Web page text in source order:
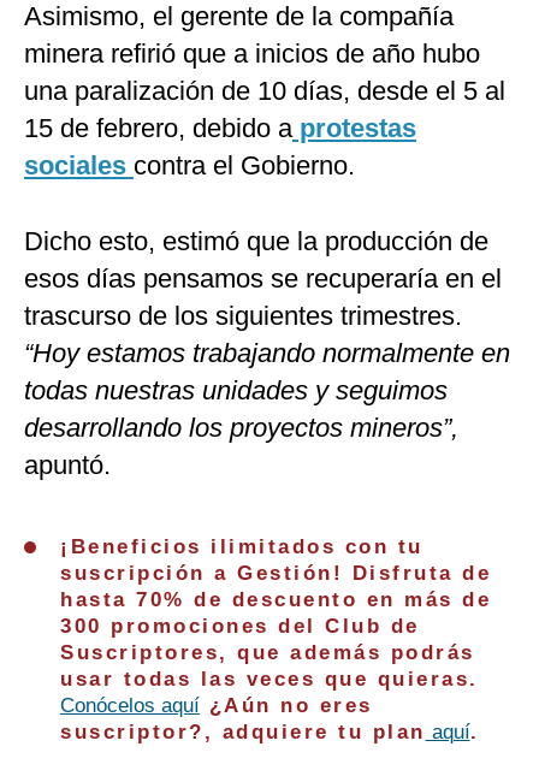
Asimismo, el gerente de la compañía
minera refirió que a inicios de año hubo
una paralización de 10 días, desde el 5 al
15 de febrero, debido aprotestas
sociales contra el Gobierno.
Dicho esto, estimó que la producción de
esos días pensamos se recuperaría en el
trascurso de los siguientes trimestres.
“Hoy estamos trabajando normalmente en
todas nuestras unidades y seguimos
desarrollando los proyectos mineros”,
apuntó.
¡Beneficios ilimitados con tu
suscripción a Gestión! Disfruta de
hasta 70% de descuento en más de
300 promociones del Club de
Suscriptores, que además podrás
usar todas las veces que quieras.
Conócelos aquí ¿Aún no eres
suscriptor?, adquiere tu plan aquí.